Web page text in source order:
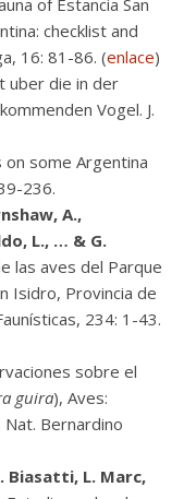
of Estancia San
checklist and
16: 81-86. (enlace)
uber die in der
Vogel. J.
some Argentina
236.
A.,
L., … & G.
las aves del Parque
Isidro, Provincia de
234: 1-43.
sobre el
guira), Aves:
Nat. Bernardino
Biasatti, L. Marc,